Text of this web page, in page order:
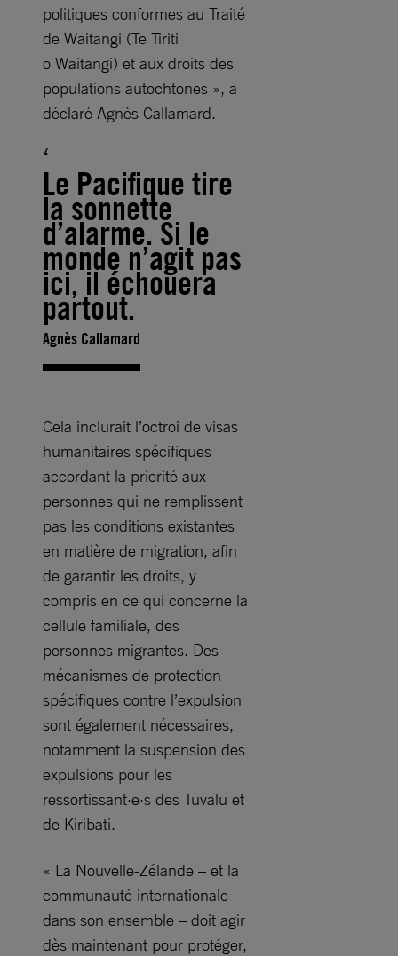
politiques conformes au Traité
de Waitangi (Te Tiriti
o Waitangi) et aux droits des
populations autochtones », a
déclaré Agnès Callamard.
Le Pacifique tire
la sonnette
d’alarme. Si le
monde n’agit pas
ici, il échouera
partout.
Agnès Callamard
Cela inclurait l’octroi de visas
humanitaires spécifiques
accordant la priorité aux
personnes qui ne remplissent
pas les conditions existantes
en matière de migration, afin
de garantir les droits, y
compris en ce qui concerne la
cellule familiale, des
personnes migrantes. Des
mécanismes de protection
spécifiques contre l’expulsion
sont également nécessaires,
notamment la suspension des
expulsions pour les
ressortissant·e·s des Tuvalu et
de Kiribati.
« La Nouvelle-Zélande – et la
communauté internationale
dans son ensemble – doit agir
dès maintenant pour protéger,